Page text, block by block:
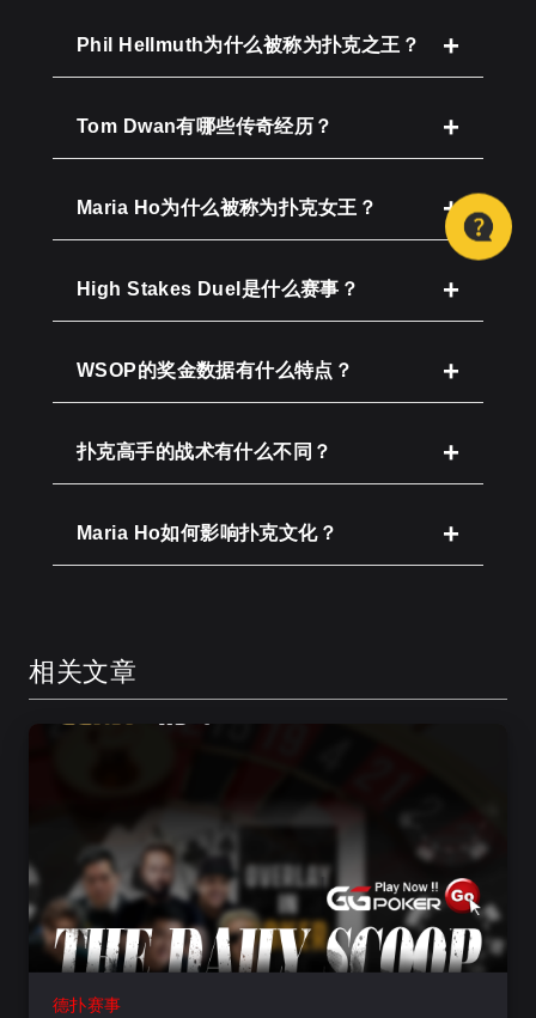
Phil Hellmuth为什么被称为扑克之王？
Tom Dwan有哪些传奇经历？
Maria Ho为什么被称为扑克女王？
High Stakes Duel是什么赛事？
WSOP的奖金数据有什么特点？
扑克高手的战术有什么不同？
Maria Ho如何影响扑克文化？
相关文章
德扑赛事